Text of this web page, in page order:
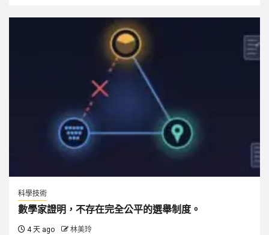
科學技術
數學家證明，不存在完全公平的選舉制度。
4 天 ago 林美玲